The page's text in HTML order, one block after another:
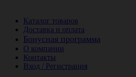
Каталог товаров
Доставка и оплата
Бонусная программа
О компании
Контакты
Вход / Регистрация